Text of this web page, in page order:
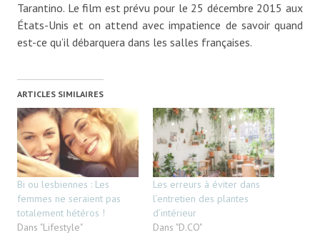
Tarantino. Le film est prévu pour le 25 décembre 2015 aux
États-Unis et on attend avec impatience de savoir quand
est-ce qu’il débarquera dans les salles françaises.
ARTICLES SIMILAIRES
Bi ou lesbiennes : Les
femmes ne seraient pas
totalement hétéros !
Dans "Lifestyle"
Les erreurs à éviter dans
l’entretien des plantes
d’intérieur
Dans "D.CO"